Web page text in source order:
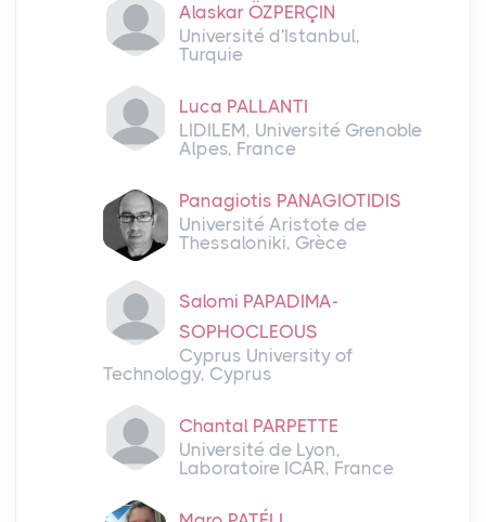
Alaskar ÖZPERÇIN
Université d'Istanbul,
Turquie
Luca PALLANTI
LIDILEM, Université Grenoble
Alpes, France
Panagiotis PANAGIOTIDIS
Université Aristote de
Thessaloniki, Grèce
Salomi PAPADIMA-
SOPHOCLEOUS
Cyprus University of
Technology, Cyprus
Chantal PARPETTE
Université de Lyon,
Laboratoire ICAR, France